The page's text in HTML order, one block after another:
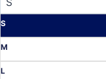
S
M
L